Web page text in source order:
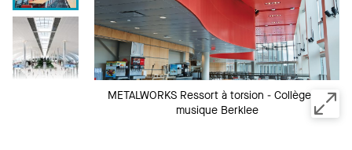
METALWORKS Ressort à torsion - Collège de
musique Berklee